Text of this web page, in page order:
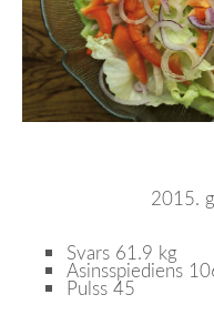
2015.
Svars 61.9 kg
Asinsspiediens
Pulss 45